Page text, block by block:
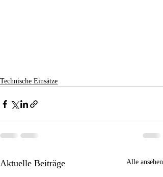
Technische Einsätze
Aktuelle Beiträge Alle ansehen